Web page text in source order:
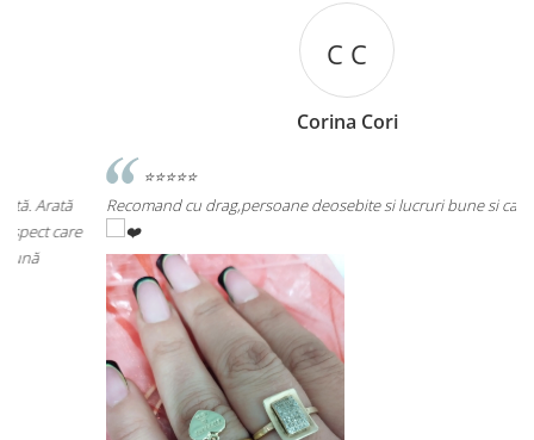
Corina Cori
⭐⭐⭐⭐⭐
Recomand cu drag,persoane deosebite si lucruri bune si calitative!